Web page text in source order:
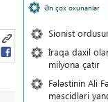
Ən çox oxunanlar
Sionist
İraqa daxil
milyona çatır
Fələstinin Ali
məscidləri